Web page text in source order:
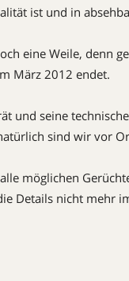
ist und in
eine Weile, denn
März 2012 endet.
und seine
sind wir vor
möglichen
Details nicht mehr